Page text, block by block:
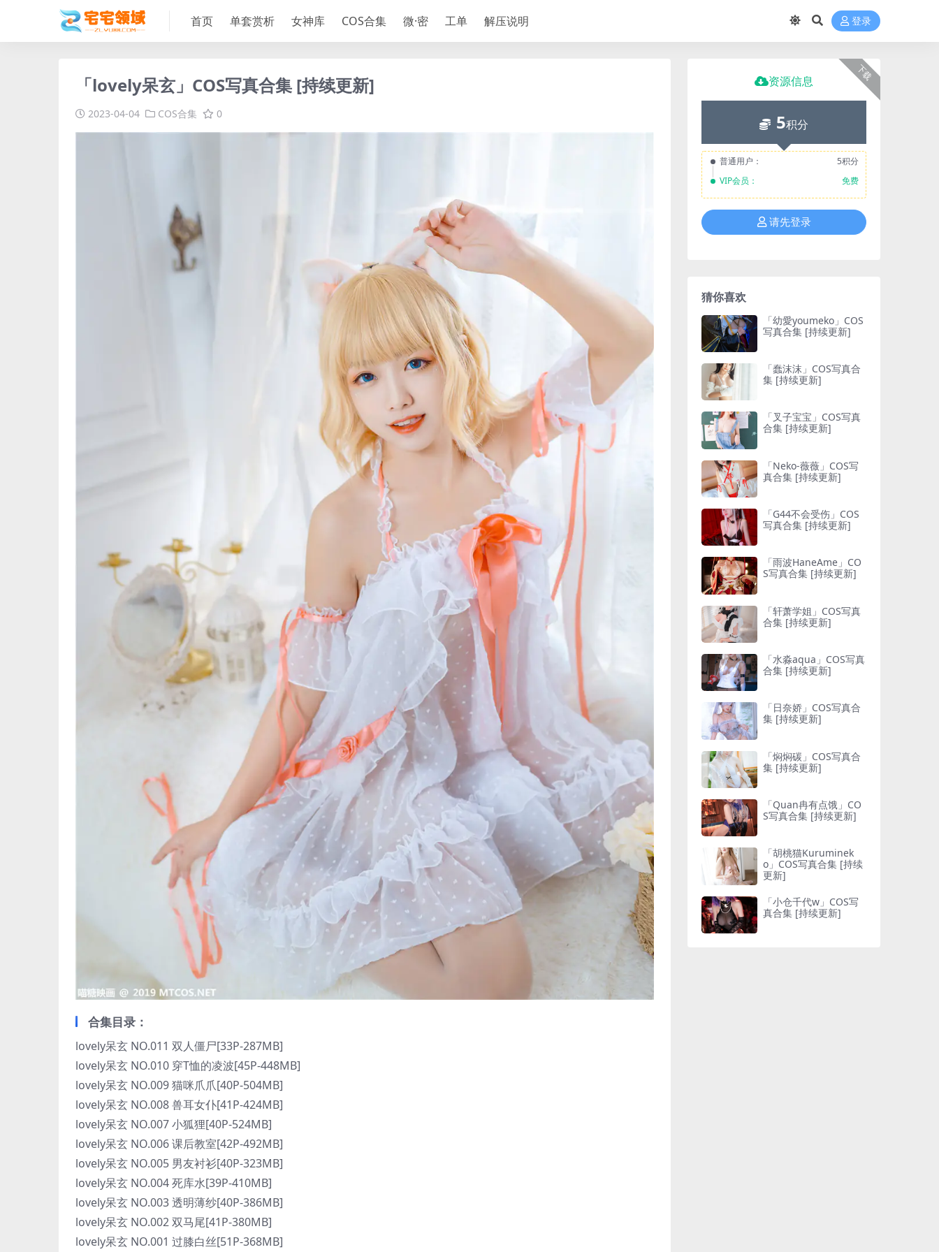
首页 单套赏析 女神库 COS合集 微·密 工单 解压说明 登录
「lovely呆玄」COS写真合集 [持续更新]
2023-04-04 COS合集 0
合集目录：
lovely呆玄 NO.011 双人僵尸[33P-287MB]
lovely呆玄 NO.010 穿T恤的凌波[45P-448MB]
lovely呆玄 NO.009 猫咪爪爪[40P-504MB]
lovely呆玄 NO.008 兽耳女仆[41P-424MB]
lovely呆玄 NO.007 小狐狸[40P-524MB]
lovely呆玄 NO.006 课后教室[42P-492MB]
lovely呆玄 NO.005 男友衬衫[40P-323MB]
lovely呆玄 NO.004 死库水[39P-410MB]
lovely呆玄 NO.003 透明薄纱[40P-386MB]
lovely呆玄 NO.002 双马尾[41P-380MB]
lovely呆玄 NO.001 过膝白丝[51P-368MB]
下载
资源信息
5积分
普通用户：
5积分
VIP会员：
免费
请先登录
猜你喜欢
「幼愛youmeko」COS
写真合集 [持续更新]
「蠢沫沫」COS写真合
集 [持续更新]
「叉子宝宝」COS写真
合集 [持续更新]
「Neko-薇薇」COS写
真合集 [持续更新]
「G44不会受伤」COS
写真合集 [持续更新]
「雨波HaneAme」CO
S写真合集 [持续更新]
「轩萧学姐」COS写真
合集 [持续更新]
「水淼aqua」COS写真
合集 [持续更新]
「日奈娇」COS写真合
集 [持续更新]
「焖焖碳」COS写真合
集 [持续更新]
「Quan冉有点饿」CO
S写真合集 [持续更新]
「胡桃猫Kuruminek
o」COS写真合集 [持续
更新]
「小仓千代w」COS写
真合集 [持续更新]